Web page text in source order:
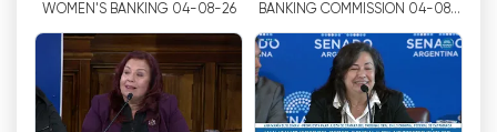
Senado TV Bekijk live streaming
WOMEN'S BANKING 04-08-26
BANKING COMMISSION 04-08-